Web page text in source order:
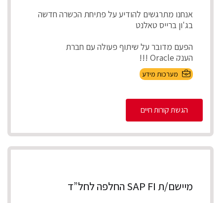
אנחנו מתרגשים להודיע על פתיחת הכשרה חדשה
בג'ון ברייס טאלנט
הפעם מדובר על שיתוף פעולה עם חברת
הענק Oracle !!!
תפרנו עבורכם סילבוס הכו...
מערכות מידע
הגשת קורות חיים
מיישם/ת SAP FI החלפה לחל”ד